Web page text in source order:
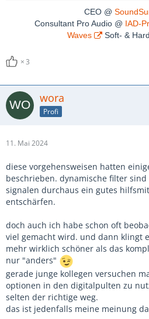
CEO @
Consultant Pro Audio @ IAD-
Waves
Soft- &
3
wora
Profi
11. Mai 2024
diese vorgehensweisen hatten
beschrieben. dynamische filter
signalen durchaus ein gutes
entschärfen.
doch auch ich habe schon oft
viel gemacht wird. und dann klingt
mehr wirklich schöner als das
nur "anders"
gerade junge kollegen versuchen
optionen in den digitalpulten zu
selten der richtige weg.
das ist jedenfalls meine meinung